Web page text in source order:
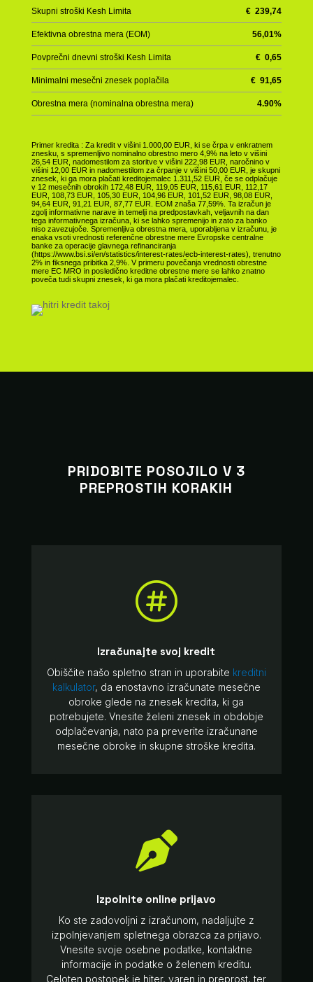
Skupni stroški Kesh Limita €239,74
Efektivna obrestna mera (EOM) 56,01%
Povprečni dnevni stroški Kesh Limita €0,65
Minimalni mesečni znesek poplačila €91,65
Obrestna mera (nominalna obrestna mera) 4.90%
Primer kredita : Za kredit v višini 1.000,00 EUR, ki se črpa v enkratnem
znesku, s spremenljivo nominalno obrestno mero 4,9% na leto v višini
26,54 EUR, nadomestilom za storitve v višini 222,98 EUR, naročnino v
višini 12,00 EUR in nadomestilom za črpanje v višini 50,00 EUR, je skupni
znesek, ki ga mora plačati kreditojemalec 1.311,52 EUR, če se odplačuje
v 12 mesečnih obrokih 172,48 EUR, 119,05 EUR, 115,61 EUR, 112,17
EUR, 108,73 EUR, 105,30 EUR, 104,96 EUR, 101,52 EUR, 98,08 EUR,
94,64 EUR, 91,21 EUR, 87,77 EUR. EOM znaša 77,59%. Ta izračun je
zgolj informativne narave in temelji na predpostavkah, veljavnih na dan
tega informativnega izračuna, ki se lahko spremenijo in zato za banko
niso zavezujoče. Spremenljiva obrestna mera, uporabljena v izračunu, je
enaka vsoti vrednosti referenčne obrestne mere Evropske centralne
banke za operacije glavnega refinanciranja
(https://www.bsi.si/en/statistics/interest-rates/ecb-interest-rates), trenutno
2% in fiksnega pribitka 2,9%. V primeru povečanja vrednosti obrestne
mere EC MRO in posledično kreditne obrestne mere se lahko znatno
poveča tudi skupni znesek, ki ga mora plačati kreditojemalec.
PRIDOBITE POSOJILO V 3
PREPROSTIH KORAKIH

Izračunajte svoj kredit
Obiščite našo spletno stran in uporabite kreditni
kalkulator, da enostavno izračunate mesečne
obroke glede na znesek kredita, ki ga
potrebujete. Vnesite želeni znesek in obdobje
odplačevanja, nato pa preverite izračunane
mesečne obroke in skupne stroške kredita.

Izpolnite online prijavo
Ko ste zadovoljni z izračunom, nadaljujte z
izpolnjevanjem spletnega obrazca za prijavo.
Vnesite svoje osebne podatke, kontaktne
informacije in podatke o želenem kreditu.
Celoten postopek je hiter, varen in preprost, ter